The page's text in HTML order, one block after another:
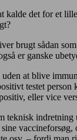
kalde det for et
brugt sådan
er ganske
at blive
testet
eller vice